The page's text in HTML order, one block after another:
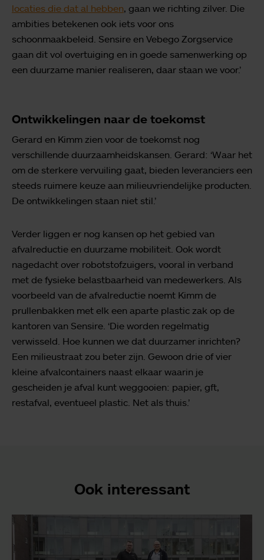
locaties die dat al hebben, gaan we richting zilver. Die
ambities betekenen ook iets voor ons
schoonmaakbeleid. Sensire en Vebego Zorgservice
gaan dit vol overtuiging en in goede samenwerking op
een duurzame manier realiseren, daar staan we voor.’
Ontwikkelingen naar de toekomst
Gerard en Kimm zien voor de toekomst nog
verschillende duurzaamheidskansen. Gerard: ‘Waar het
om de sterkere vervuiling gaat, bieden leveranciers een
steeds ruimere keuze aan milieuvriendelijke producten.
De ontwikkelingen staan niet stil.’
Verder liggen er nog kansen op het gebied van
afvalreductie en duurzame mobiliteit. Ook wordt
nagedacht over robotstofzuigers, vooral in verband
met de fysieke belastbaarheid van medewerkers. Als
voorbeeld van de afvalreductie noemt Kimm de
prullenbakken met elk een aparte plastic zak op de
kantoren van Sensire. ‘Die worden regelmatig
verwisseld. Hoe kunnen we dat duurzamer inrichten?
Een milieustraat zou beter zijn. Gewoon drie of vier
kleine afvalcontainers naast elkaar waarin je
gescheiden je afval kunt weggooien: papier, gft,
restafval, eventueel plastic. Net als thuis.’
Ook interessant